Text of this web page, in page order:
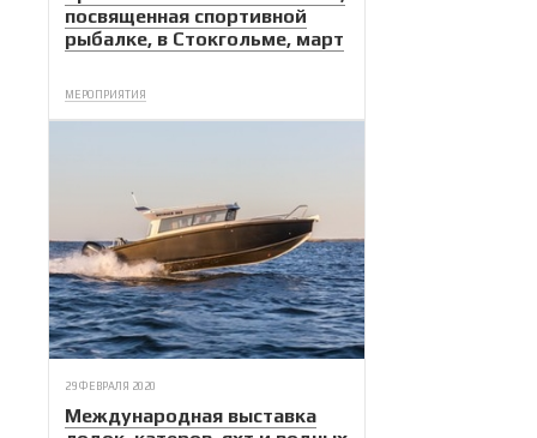
посвященная спортивной
рыбалке, в Стокгольме, март
МЕРОПРИЯТИЯ
29 ФЕВРАЛЯ 2020
Международная выставка